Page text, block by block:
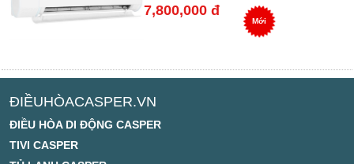
7,800,000 đ
Mới
ĐIỀUHÒACASPER.VN
ĐIỀU HÒA DI ĐỘNG CASPER
TIVI CASPER